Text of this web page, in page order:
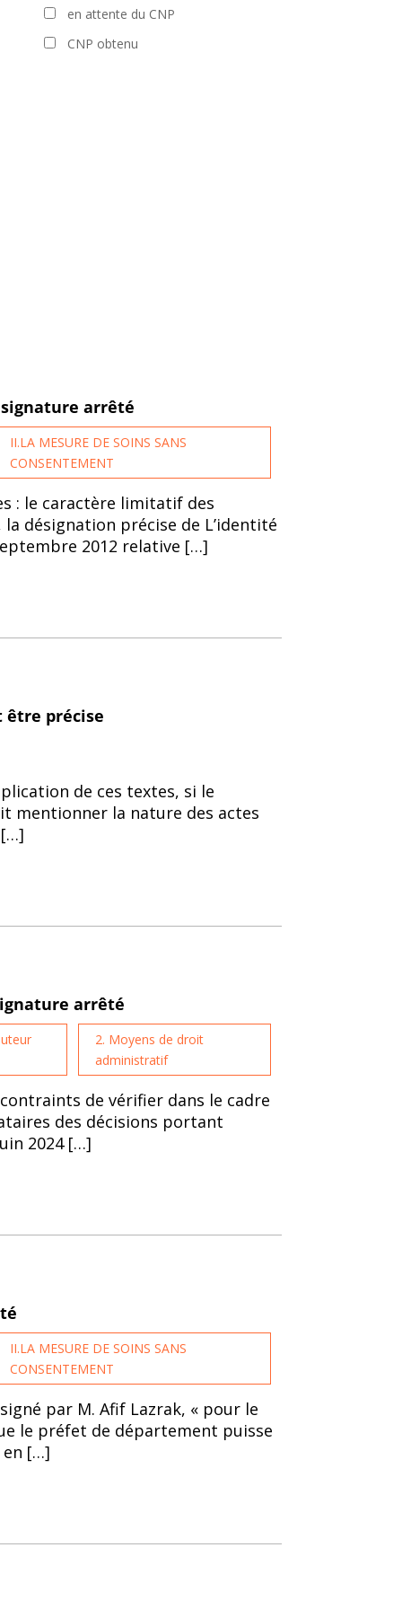
en attente du CNP
CNP obtenu
signature arrêté
II.LA MESURE DE SOINS SANS
CONSENTEMENT
: le caractère limitatif des
désignation précise de L’identité
2012 relative […]
être précise
de ces textes, si le
mentionner la nature des actes
[…]
arrêté
2. Moyens de droit
administratif
de vérifier dans le cadre
des décisions portant
2024 […]
II.LA MESURE DE SOINS SANS
CONSENTEMENT
par M. Afif Lazrak, « pour le
le préfet de département puisse
en […]